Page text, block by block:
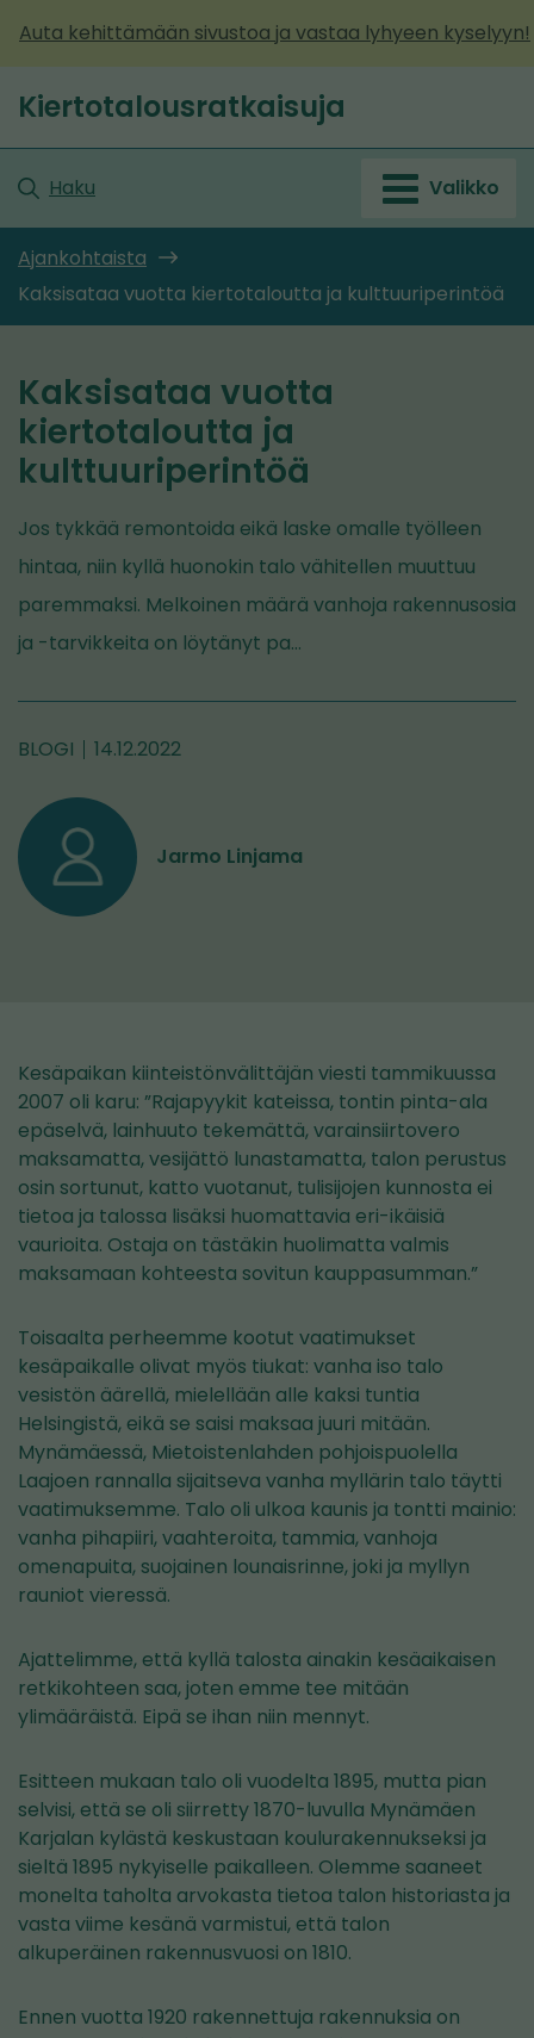
sisältöön
Auta kehittämään sivustoa ja vastaa lyhyeen kyselyyn!
Etusivu
Kiertotalousratkaisuja
Haku Valikko
Ajankohtaista
Kaksisataa vuotta kiertotaloutta ja kulttuuriperintöä
Kaksisataa vuotta
kiertotaloutta ja
kulttuuriperintöä
Jos tykkää remontoida eikä laske omalle työlleen
hintaa, niin kyllä huonokin talo vähitellen muuttuu
paremmaksi. Melkoinen määrä vanhoja rakennusosia
ja -tarvikkeita on löytänyt pa…
BLOGI 14.12.2022
Jarmo Linjama
Kesäpaikan kiinteistönvälittäjän viesti tammikuussa
2007 oli karu: ”Rajapyykit kateissa, tontin pinta-ala
epäselvä, lainhuuto tekemättä, varainsiirtovero
maksamatta, vesijättö lunastamatta, talon perustus
osin sortunut, katto vuotanut, tulisijojen kunnosta ei
tietoa ja talossa lisäksi huomattavia eri-ikäisiä
vaurioita. Ostaja on tästäkin huolimatta valmis
maksamaan kohteesta sovitun kauppasumman.”
Toisaalta perheemme kootut vaatimukset
kesäpaikalle olivat myös tiukat: vanha iso talo
vesistön äärellä, mielellään alle kaksi tuntia
Helsingistä, eikä se saisi maksaa juuri mitään.
Mynämäessä, Mietoistenlahden pohjoispuolella
Laajoen rannalla sijaitseva vanha myllärin talo täytti
vaatimuksemme. Talo oli ulkoa kaunis ja tontti mainio:
vanha pihapiiri, vaahteroita, tammia, vanhoja
omenapuita, suojainen lounaisrinne, joki ja myllyn
rauniot vieressä.
Ajattelimme, että kyllä talosta ainakin kesäaikaisen
retkikohteen saa, joten emme tee mitään
ylimääräistä. Eipä se ihan niin mennyt.
Esitteen mukaan talo oli vuodelta 1895, mutta pian
selvisi, että se oli siirretty 1870-luvulla Mynämäen
Karjalan kylästä keskustaan koulurakennukseksi ja
sieltä 1895 nykyiselle paikalleen. Olemme saaneet
monelta taholta arvokasta tietoa talon historiasta ja
vasta viime kesänä varmistui, että talon
alkuperäinen rakennusvuosi on 1810.
Ennen vuotta 1920 rakennettuja rakennuksia on